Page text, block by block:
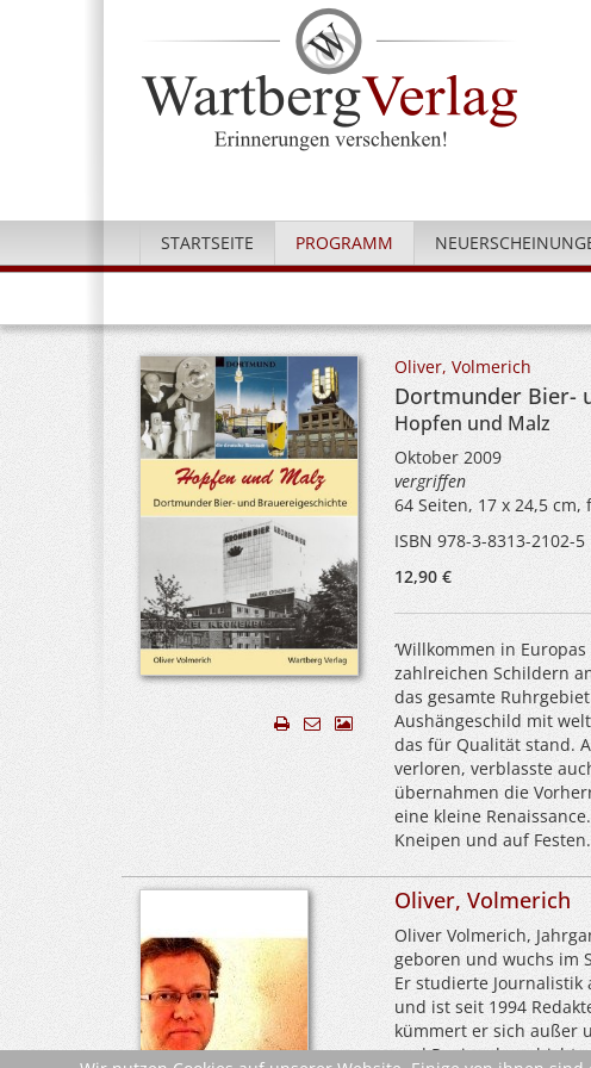
STARTSEITE PROGRAMM
Oliver, Volmerich
Dortmunder Bier-
Hopfen und Malz
Oktober 2009
vergriffen
64 Seiten, 17 x 24,5
ISBN 978-3-8313-2102-5
12,90 €
‘Willkommen in
zahlreichen Schildern
das gesamte
Aushängeschild mit
das für Qualität stand.
verloren, verblasste
übernahmen die
eine kleine
Kneipen und auf
Oliver, Volmerich
Oliver Volmerich,
geboren und wuchs im
Er studierte
und ist seit 1994
kümmert er sich außer
und Regionalgeschichte.